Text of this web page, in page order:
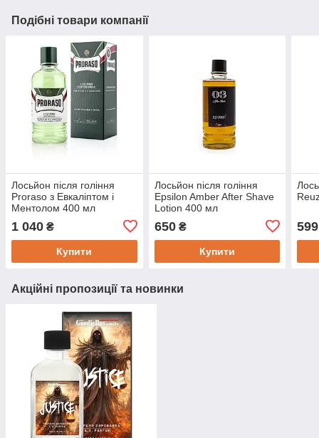
Подібні товари компанії
Лосьйон після гоління
Proraso з Евкаліптом і
Ментолом 400 мл
1 040 ₴
Купити
Лосьйон після гоління
Epsilon Amber After Shave
Lotion 400 мл
650₴
Купити
599
Акційні пропозиції та новинки